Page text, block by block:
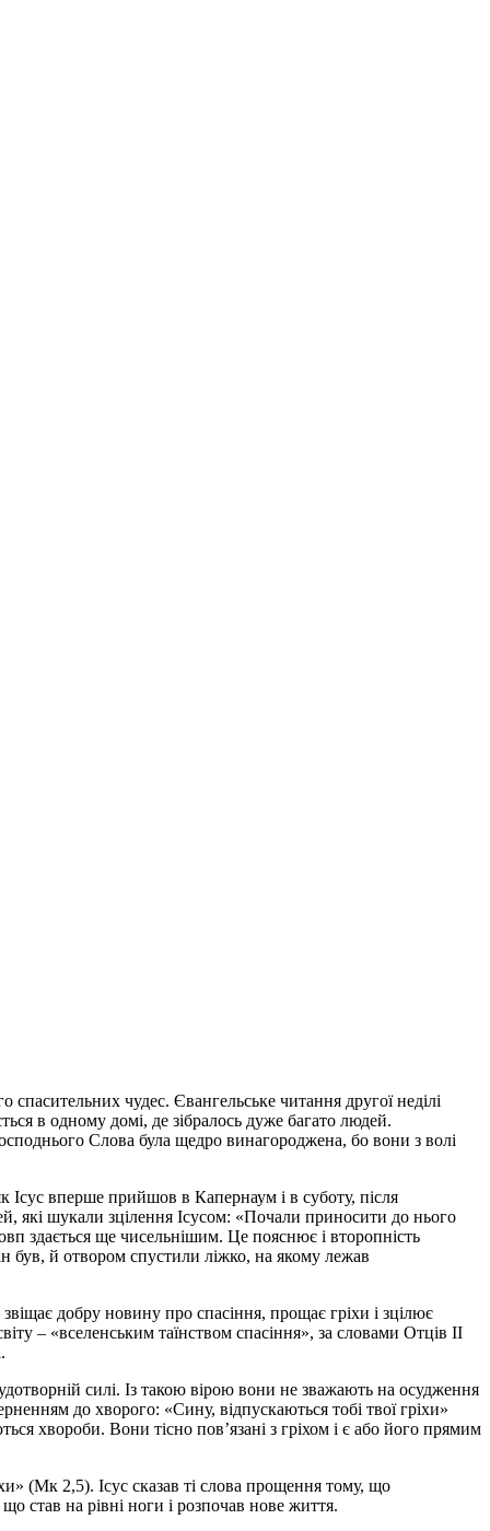
чудес. Євангельське читання другої неділі
в одному домі, де зібралось дуже багато людей.
Слова була щедро винагороджена, бо вони з волі
вперше прийшов в Капернаум і в суботу, після
які шукали зцілення Ісусом: «Почали приносити до нього
здається ще чисельнішим. Це пояснює і второпність
був, й отвором спустили ліжко, на якому лежав
добру новину про спасіння, прощає гріхи і зцілює
– «вселенським таїнством спасіння», за словами Отців ІІ
силі. Із такою вірою вони не зважають на осудження
до хворого: «Сину, відпускаються тобі твої гріхи»
хвороби. Вони тісно пов’язані з гріхом і є або його прямим
(Мк 2,5). Ісус сказав ті слова прощення тому, що
став на рівні ноги і розпочав нове життя.